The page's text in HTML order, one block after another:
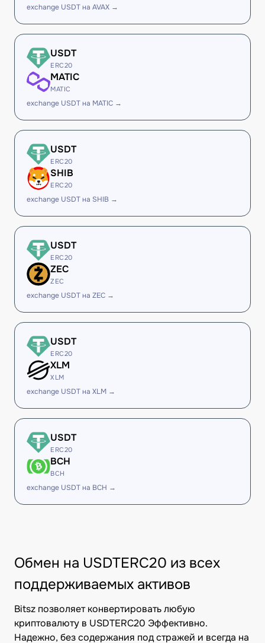
exchange USDT на AVAX →
USDT
ERC20
MATIC
MATIC
exchange USDT на MATIC →
USDT
ERC20
SHIB
ERC20
exchange USDT на SHIB →
USDT
ERC20
ZEC
ZEC
exchange USDT на ZEC →
USDT
ERC20
XLM
XLM
exchange USDT на XLM →
USDT
ERC20
BCH
BCH
exchange USDT на BCH →
Обмен на USDTERC20 из всех
поддерживаемых активов
Bitsz позволяет конвертировать любую
криптовалюту в USDTERC20 Эффективно.
Надежно, без содержания под стражей и всегда на